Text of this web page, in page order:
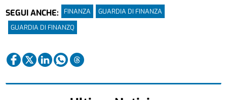
SEGUI ANCHE:
FINANZA
GUARDIA DI FINANZA
GUARDIA DI FINANZQ